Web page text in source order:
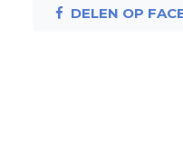
DELEN OP